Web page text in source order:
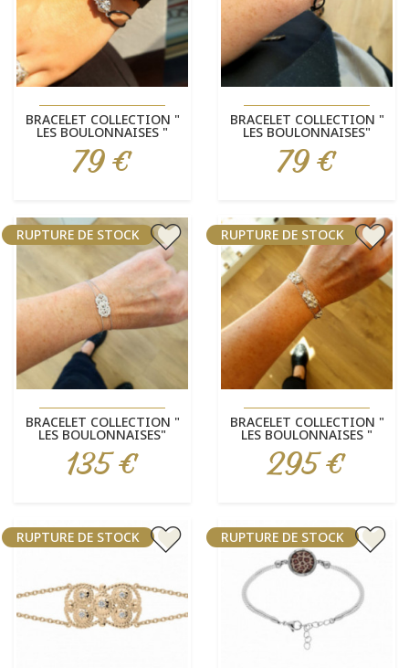
BRACELET COLLECTION "
LES BOULONNAISES "
Prix
79 €
BRACELET COLLECTION "
LES BOULONNAISES"
Prix
79 €
BRACELET COLLECTION "
LES BOULONNAISES"
Prix
135 €
RUPTURE DE STOCK
BRACELET COLLECTION "
LES BOULONNAISES "
Prix
295 €
RUPTURE DE STOCK
RUPTURE DE STOCK RUPTURE DE STOCK